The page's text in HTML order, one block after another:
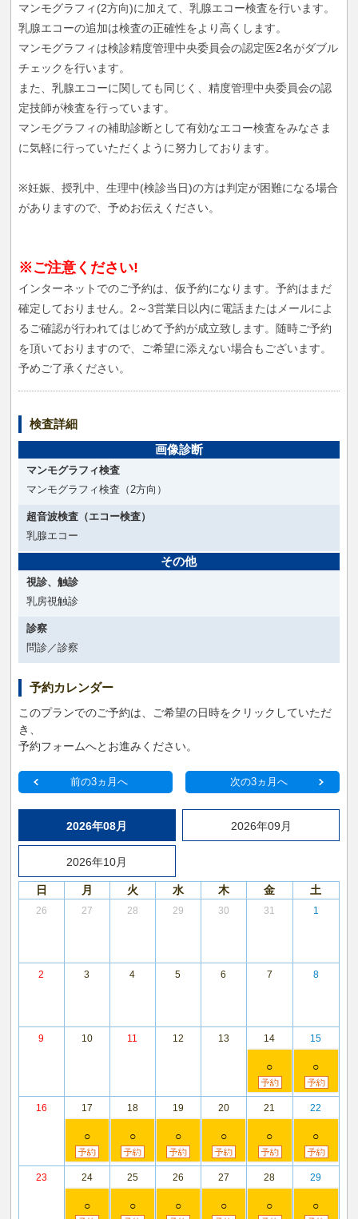
マンモグラフィ(2方向)に加えて、乳腺エコー検査を行います。
乳腺エコーの追加は検査の正確性をより高くします。
マンモグラフィは検診精度管理中央委員会の認定医2名がダブル
チェックを行います。
また、乳腺エコーに関しても同じく、精度管理中央委員会の認
定技師が検査を行っています。
マンモグラフィの補助診断として有効なエコー検査をみなさま
に気軽に行っていただくように努力しております。
※妊娠、授乳中、生理中(検診当日)の方は判定が困難になる場合
がありますので、予めお伝えください。
※ご注意ください!
インターネットでのご予約は、仮予約になります。予約はまだ
確定しておりません。2～3営業日以内に電話またはメールによ
るご確認が行われてはじめて予約が成立致します。随時ご予約
を頂いておりますので、ご希望に添えない場合もございます。
予めご了承ください。
検査詳細
画像診断
マンモグラフィ検査
マンモグラフィ検査（2方向）
超音波検査（エコー検査）
乳腺エコー
その他
視診、触診
乳房視触診
診察
問診／診察
予約カレンダー
このプランでのご予約は、ご希望の日時をクリックしていただ
き、
予約フォームへとお進みください。
前の3ヵ月へ 次の3ヵ月へ
2026年08月 2026年09月
2026年10月
日 月 火 水 木 金 土
26 27 28 29 30 31 1
2 3 4 5 6 7 8
9 10 11 12 13 14
○
15
○
16 17
○
18
○
19
○
20
○
21
○
22
○
23 24
○
25
○
26
○
27
○
28
○
29
○